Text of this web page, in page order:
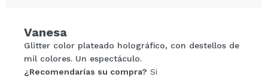
¿Recomendarías su compra?
5/5
Vanesa
Glitter color plateado holográfico, con destellos de
mil colores. Un espectáculo.
¿Recomendarías su compra? Si